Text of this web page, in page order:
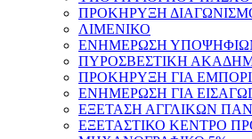
ΠΡΟΚΗΡΥΞΗ
ΛΙΜΕΝΙΚΟ
ΕΝΗΜΕΡΩΣΗ ΥΠΟΨΗΦΙΩΝ
ΠΥΡΟΣΒΕΣΤΙΚΗ
ΠΡΟΚΗΡΥΞΗ ΓΙΑ
ΕΝΗΜΕΡΩΣΗ ΓΙΑ
ΕΞΕΤΑΣΗ ΑΓΓΛΙΚΩΝ
ΕΞΕΤΑΣΤΙΚΟ ΚΕΝΤΡΟ